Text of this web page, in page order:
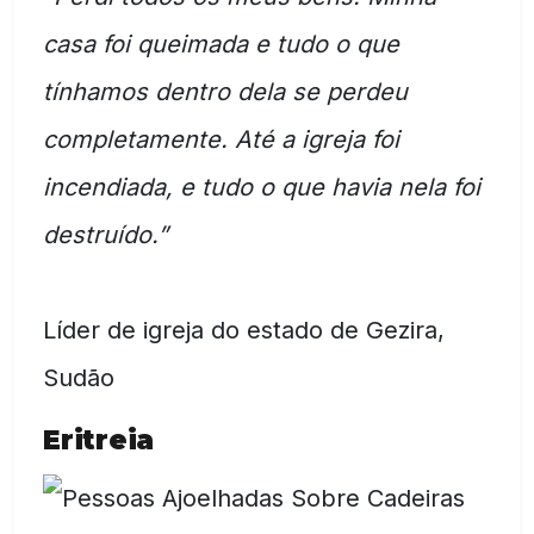
casa foi queimada e tudo o que
tínhamos dentro dela se perdeu
completamente. Até a igreja foi
incendiada, e tudo o que havia nela foi
destruído.”
Líder de igreja do estado de Gezira,
Sudão
Eritreia